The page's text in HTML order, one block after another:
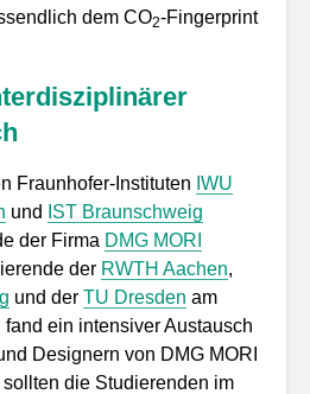
dem CO2-Fingerprint
Fraunhofer-Instituten IWU
und
IST Braunschweig
der Firma DMG MORI
der RWTH Aachen,
und der TU Dresden am
ein intensiver Austausch
Designern von DMG MORI
die Studierenden im